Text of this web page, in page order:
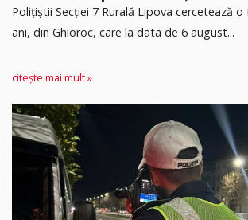
​Polițiștii Secției 7 Rurală Lipova cercetează
ani, din Ghioroc, care la data de 6 august...
citește mai mult »